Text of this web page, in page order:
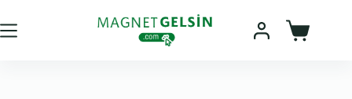
content
Sepet